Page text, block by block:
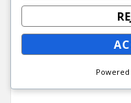
September 2025